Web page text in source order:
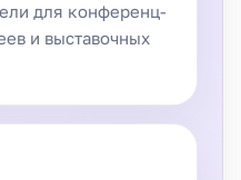
для конференц-
и выставочных